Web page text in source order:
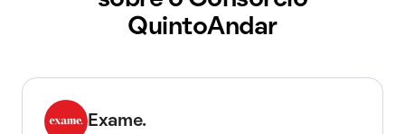
QuintoAndar
Exame.